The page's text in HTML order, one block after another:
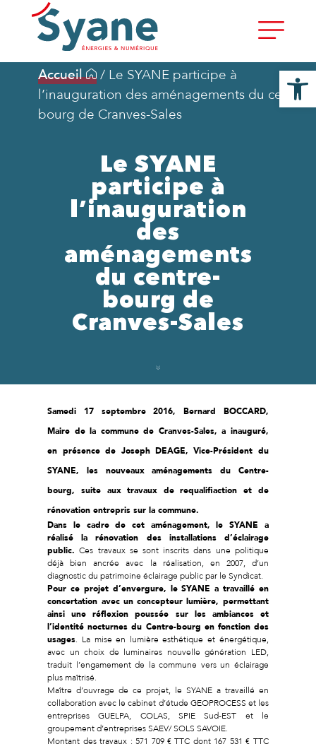
Accueil / Le SYANE participe à
l’inauguration des aménagements du centre-
bourg de Cranves-Sales
Le SYANE
participe à
l’inauguration
des
aménagements
du centre-
bourg de
Cranves-Sales
Samedi 17 septembre 2016, Bernard BOCCARD,
Maire de la commune de Cranves-Sales, a inauguré,
en présence de Joseph DEAGE, Vice-Président du
SYANE, les nouveaux aménagements du Centre-
bourg, suite aux travaux de requalifiaction et de
rénovation entrepris sur la commune.
Dans le cadre de cet aménagement, le SYANE a
réalisé la rénovation des installations d’éclairage
public. Ces travaux se sont inscrits dans une politique
déjà bien ancrée avec la réalisation, en 2007, d’un
diagnostic du patrimoine éclairage public par le Syndicat.
Pour ce projet d’envergure, le SYANE a travaillé en
concertation avec un concepteur lumière, permettant
ainsi une réflexion poussée sur les ambiances et
l’identité nocturnes du Centre-bourg en fonction des
usages. La mise en lumière esthétique et énergétique,
avec un choix de luminaires nouvelle génération LED,
traduit l’engamement de la commune vers un éclairage
plus maîtrisé.
Maître d’ouvrage de ce projet, le SYANE a travaillé en
collaboration avec le cabinet d’étude GEOPROCESS et les
entreprises GUELPA, COLAS, SPIE Sud-EST et le
groupement d’entreprises SAEV/ SOLS SAVOIE.
Montant des travaux : 571 709 € TTC dont 167 531 € TTC
Ouvrir